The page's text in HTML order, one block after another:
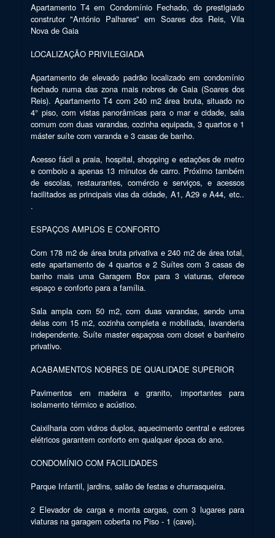
Apartamento T4 em Condomínio Fechado, do prestigiado
construtor "António Palhares" em Soares dos Reis, Vila
Nova de Gaia
LOCALIZAÇÃO PRIVILEGIADA
Apartamento de elevado padrão localizado em condomínio
fechado numa das zona mais nobres de Gaia (Soares dos
Reis). Apartamento T4 com 240 m2 área bruta, situado no
4° piso, com vistas panorâmicas para o mar e cidade, sala
comum com duas varandas, cozinha equipada, 3 quartos e 1
máster suíte com varanda e 3 casas de banho.
Acesso fácil a praia, hospital, shopping e estações de metro
e comboio a apenas 13 minutos de carro. Próximo também
de escolas, restaurantes, comércio e serviços, e acessos
facilitados as principais vias da cidade, A1, A29 e A44, etc..
.
ESPAÇOS AMPLOS E CONFORTO
Com 178 m2 de área bruta privativa e 240 m2 de área total,
este apartamento de 4 quartos e 2 Suítes com 3 casas de
banho mais uma Garagem Box para 3 viaturas, oferece
espaço e conforto para a família.
Sala ampla com 50 m2, com duas varandas, sendo uma
delas com 15 m2, cozinha completa e mobiliada, lavanderia
independente. Suíte master espaçosa com closet e banheiro
privativo.
ACABAMENTOS NOBRES DE QUALIDADE SUPERIOR
Pavimentos em madeira e granito, importantes para
isolamento térmico e acústico.
Caixilharia com vidros duplos, aquecimento central e estores
elétricos garantem conforto em qualquer época do ano.
CONDOMÍNIO COM FACILIDADES
Parque Infantil, jardins, salão de festas e churrasqueira.
2 Elevador de carga e monta cargas, com 3 lugares para
viaturas na garagem coberta no Piso - 1 (cave).